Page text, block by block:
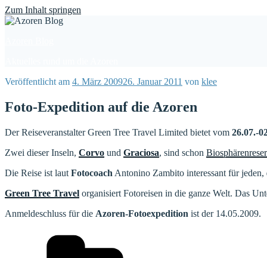
Zum Inhalt springen
Veröffentlicht am 4. März 200926. Januar 2011 von klee
Foto-Expedition auf die Azoren
Der Reiseveranstalter Green Tree Travel Limited bietet vom 26.07.-
Zwei dieser Inseln, Corvo und Graciosa, sind schon
Die Reise ist laut Fotocoach Antonino Zambito interessant für
Green Tree Travel organisiert Fotoreisen in die ganze Welt. Das
Anmeldeschluss für die Azoren-Fotoexpedition ist der 14.05.2009.